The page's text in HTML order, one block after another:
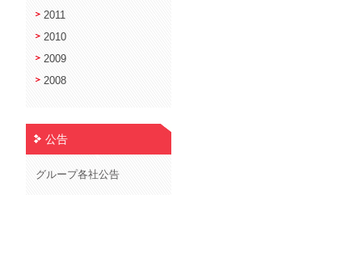
2011
2010
2009
2008
公告
グループ各社公告